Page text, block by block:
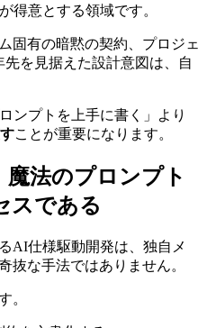
得意とする領域です。
固有の暗黙の契約、プロジェ
を見据えた設計意図は、自
ンプトを上手に書く」より
ことが重要になります。
法のプロンプト
スである
AI仕様駆動開発は、独自メ
抜な手法ではありません。
。